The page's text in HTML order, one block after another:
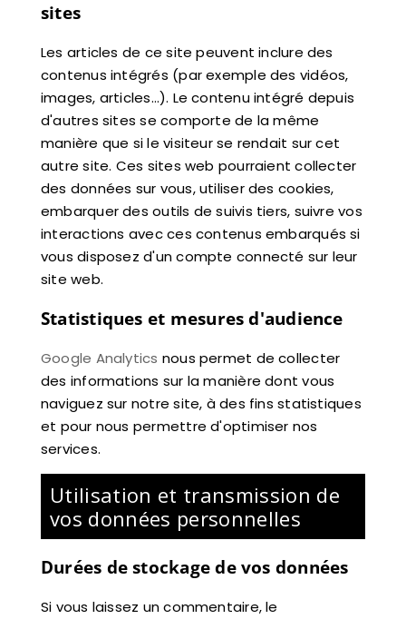
sites
Les articles de ce site peuvent inclure des
contenus intégrés (par exemple des vidéos,
images, articles…). Le contenu intégré depuis
d'autres sites se comporte de la même
manière que si le visiteur se rendait sur cet
autre site. Ces sites web pourraient collecter
des données sur vous, utiliser des cookies,
embarquer des outils de suivis tiers, suivre vos
interactions avec ces contenus embarqués si
vous disposez d'un compte connecté sur leur
site web.
Statistiques et mesures d'audience
Google Analytics nous permet de collecter
des informations sur la manière dont vous
naviguez sur notre site, à des fins statistiques
et pour nous permettre d'optimiser nos
services.
Utilisation et transmission de
vos données personnelles
Durées de stockage de vos données
Si vous laissez un commentaire, le